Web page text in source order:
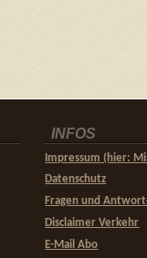
INFOS
Impressum (hier:
Datenschutz
Fragen und
Disclaimer Verkehr
E-Mail Abo